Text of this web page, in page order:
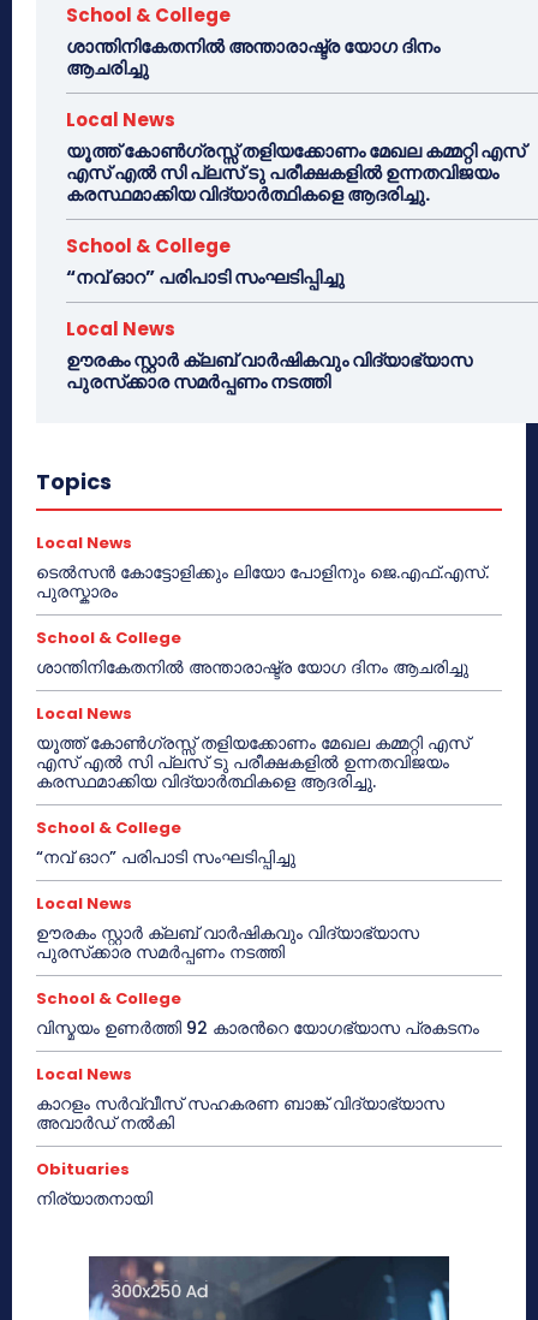
School & College
ശാന്തിനികേതനിൽ അന്താരാഷ്ട്ര യോഗ ദിനം
ആചരിച്ചു
Local News
യൂത്ത് കോൺഗ്രസ്സ് തളിയക്കോണം മേഖല കമ്മറ്റി എസ്
എസ് എൽ സി പ്ലസ് ടു പരീക്ഷകളിൽ ഉന്നതവിജയം
കരസ്ഥമാക്കിയ വിദ്യാർത്ഥികളെ ആദരിച്ചു.
School & College
“നവ് ഓറ” പരിപാടി സംഘടിപ്പിച്ചു
Local News
ഊരകം സ്റ്റാർ ക്ലബ് വാർഷികവും വിദ്യാഭ്യാസ
പുരസ്‌ക്കാര സമർപ്പണം നടത്തി
Topics
Local News
ടെൽസൻ കോട്ടോളിക്കും ലിയോ പോളിനും ജെ.എഫ്.എസ്.
പുരസ്കാരം
School & College
ശാന്തിനികേതനിൽ അന്താരാഷ്ട്ര യോഗ ദിനം ആചരിച്ചു
Local News
യൂത്ത് കോൺഗ്രസ്സ് തളിയക്കോണം മേഖല കമ്മറ്റി എസ്
എസ് എൽ സി പ്ലസ് ടു പരീക്ഷകളിൽ ഉന്നതവിജയം
കരസ്ഥമാക്കിയ വിദ്യാർത്ഥികളെ ആദരിച്ചു.
School & College
“നവ് ഓറ” പരിപാടി സംഘടിപ്പിച്ചു
Local News
ഊരകം സ്റ്റാർ ക്ലബ് വാർഷികവും വിദ്യാഭ്യാസ
പുരസ്‌ക്കാര സമർപ്പണം നടത്തി
School & College
വിസ്മയം ഉണർത്തി 92 കാരൻറെ യോഗഭ്യാസ പ്രകടനം
Local News
കാറളം സർവ്വീസ് സഹകരണ ബാങ്ക് വിദ്യാഭ്യാസ
അവാർഡ് നൽകി
Obituaries
നിര്യാതനായി